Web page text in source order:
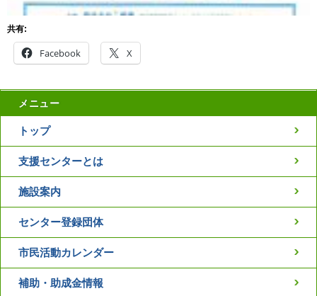
共有:
Facebook X
メニュー
トップ
支援センターとは
施設案内
センター登録団体
市民活動カレンダー
補助・助成金情報